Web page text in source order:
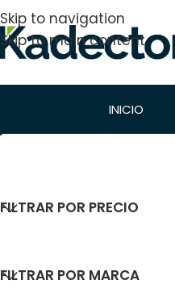
Skip to navigation
Skip to main content
INICIO
FILTRAR POR PRECIO
FILTRAR POR MARCA